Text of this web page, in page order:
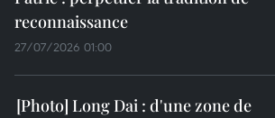
reconnaissance
27/07/2026 01:00
Long Dai : d'une zone de